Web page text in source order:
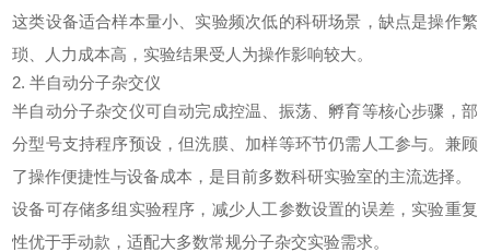
这类设备适合样本量小、实验频次低的科研场景，缺点是操作繁
琐、人力成本高，实验结果受人为操作影响较大。
2. 半自动分子杂交仪
半自动分子杂交仪可自动完成控温、振荡、孵育等核心步骤，部
分型号支持程序预设，但洗膜、加样等环节仍需人工参与。兼顾
了操作便捷性与设备成本，是目前多数科研实验室的主流选择。
设备可存储多组实验程序，减少人工参数设置的误差，实验重复
性优于手动款，适配大多数常规分子杂交实验需求。